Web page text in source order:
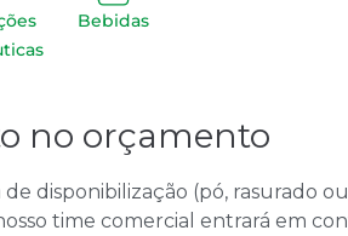
Bebidas
no orçamento
de disponibilização (pó, rasurado
time comercial entrará em